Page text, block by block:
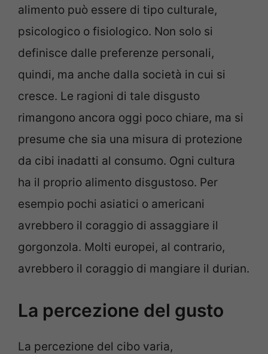
alimento può essere di tipo culturale,
psicologico o fisiologico. Non solo si
definisce dalle preferenze personali,
quindi, ma anche dalla società in cui si
cresce. Le ragioni di tale disgusto
rimangono ancora oggi poco chiare, ma si
presume che sia una misura di protezione
da cibi inadatti al consumo. Ogni cultura
ha il proprio alimento disgustoso. Per
esempio pochi asiatici o americani
avrebbero il coraggio di assaggiare il
gorgonzola. Molti europei, al contrario,
avrebbero il coraggio di mangiare il durian.
La percezione del gusto
La percezione del cibo varia,